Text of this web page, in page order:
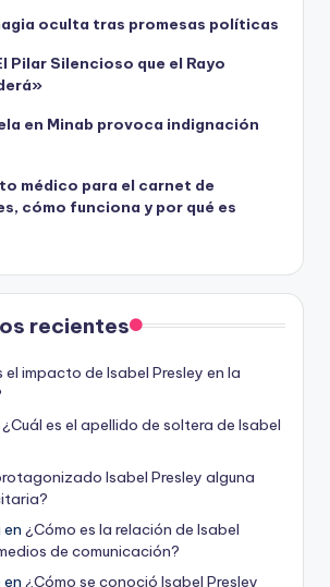
oculta tras promesas políticas
Pilar Silencioso que el Rayo
en Minab provoca indignación
médico para el carnet de
cómo funciona y por qué es
recientes
el impacto de Isabel Presley en la
¿Cuál es el apellido de soltera de Isabel
Isabel Presley alguna
en ¿Cómo es la relación de Isabel
de comunicación?
en ¿Cómo se conoció Isabel Presley